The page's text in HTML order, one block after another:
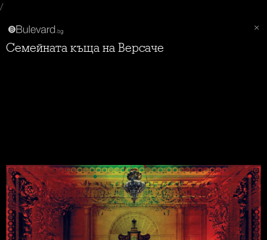
/
Семейната къща на Версаче